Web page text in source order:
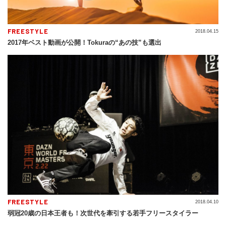
FREESTYLE
2017年ベスト動画が公開！Tokuraの“あの技”も選出
2018.04.15
FREESTYLE
弱冠20歳の日本王者も！次世代を牽引する若手フリースタイラー
2018.04.10